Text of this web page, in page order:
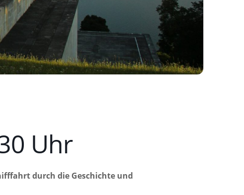
Uhr
durch die Geschichte und